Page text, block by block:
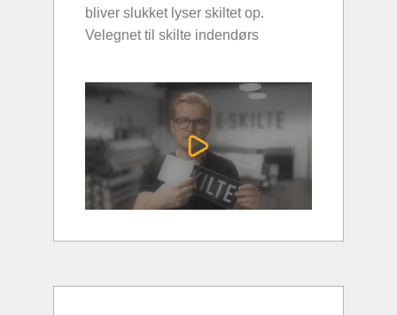
bliver slukket lyser skiltet op.
Velegnet til skilte indendørs